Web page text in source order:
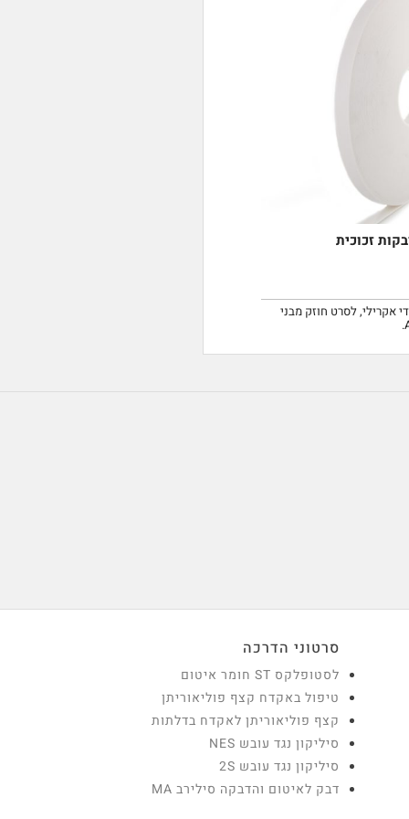
אקרילי, לסרט חוזק מבני
סרטוני הדרכה
לסטופלקס ST חומר איטום
טיפול באקדח קצף פוליאוריתן
קצף פוליאוריתן לאקדח בדלתות
סיליקון נגד עובש NES
סיליקון נגד עובש 2S
דבק לאיטום והדבקה סילירב MA